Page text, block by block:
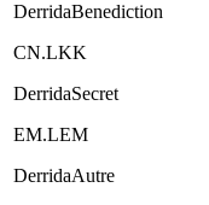
DerridaBenediction
CN.LKK
DerridaSecret
EM.LEM
DerridaAutre